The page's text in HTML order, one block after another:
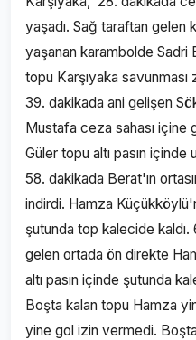
yaşadı. Sağ taraftan gelen
yaşanan karambolde
topu Karşıyaka savunması
39. dakikada ani gelişen
Mustafa ceza sahası içine
Güler topu altı pasın içinde
58. dakikada Berat'ın
indirdi. Hamza
şutunda top kalecide
gelen ortada ön direkte
altı pasın içinde şutunda
Boşta kalan topu Hamza
yine gol izin vermedi.